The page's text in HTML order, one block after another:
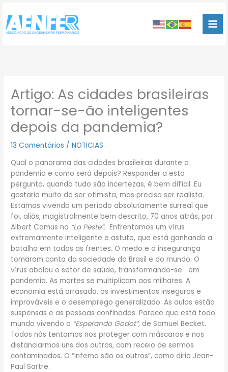
para
conteúdo
Artigo: As cidades brasileiras
tornar-se-ão inteligentes
depois da pandemia?
13 Comentários /NOTICIAS
Qual o panorama das cidades brasileiras durante a
pandemia e como será depois? Responder a esta
pergunta, quando tudo são incertezas, é bem difícil. Eu
gostaria muito de ser otimista, mas preciso ser realista.
Estamos vivendo um período absolutamente surreal que
foi, aliás, magistralmente bem descrito, 70 anos atrás, por
Albert Camus no “La Peste”. Enfrentamos um vírus
extremamente inteligente e astuto, que está ganhando a
batalha em todas as frentes. O medo e a insegurança
tomaram conta da sociedade do Brasil e do mundo. O
vírus abalou o setor de saúde, transformando-se em
pandemia. As mortes se multiplicam aos milhares. A
economia está arrasada, os investimentos inseguros e
improváveis e o desemprego generalizado. As aulas estão
suspensas e as pessoas confinadas. Parece que está todo
mundo vivendo o “Esperando Godot”, de Samuel Becket.
Todos nós tentamos nos proteger com máscaras e nos
distanciarmos uns dos outros, com receio de sermos
contaminados. O “inferno são os outros”, como diria Jean-
Paul Sartre.